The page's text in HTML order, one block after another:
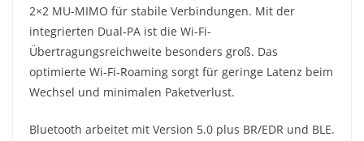
2×2 MU-MIMO für stabile Verbindungen. Mit der
integrierten Dual-PA ist die Wi-Fi-
Übertragungsreichweite besonders groß. Das
optimierte Wi-Fi-Roaming sorgt für geringe Latenz beim
Wechsel und minimalen Paketverlust.
Bluetooth arbeitet mit Version 5.0 plus BR/EDR und BLE.